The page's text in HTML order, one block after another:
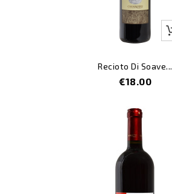
Recioto Di Soave...
Price
€18.00